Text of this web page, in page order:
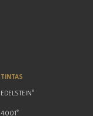
TINTAS
EDELSTEIN®
4001®